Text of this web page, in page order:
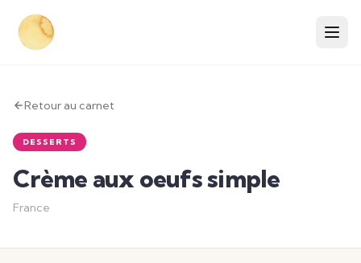
Retour au carnet
DESSERTS
Crème aux oeufs simple
France